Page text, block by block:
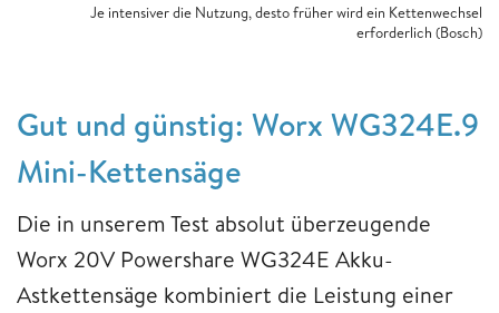
Je intensiver die Nutzung, desto früher wird ein Kettenwechsel
erforderlich (Bosch)
Gut und günstig: Worx WG324E.9
Mini-Kettensäge
Die in unserem Test absolut überzeugende
Worx 20V Powershare WG324E Akku-
Astkettensäge kombiniert die Leistung einer